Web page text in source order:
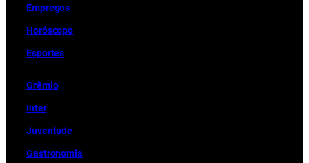
Empregos
Horóscopo
Esportes
Grêmio
Inter
Juventude
Gastronomia